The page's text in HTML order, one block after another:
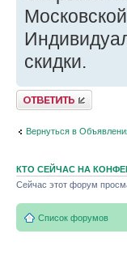
скидки.
Ответить
Вернуться в
КТО СЕЙЧАС НА
Сейчас этот форум
Список форумов